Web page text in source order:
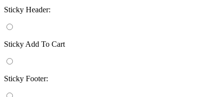
Sticky Header:
Sticky Add To Cart
Sticky Footer: